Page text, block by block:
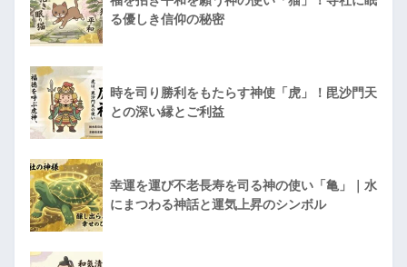
る優しき信仰の秘密
時を司り勝利をもたらす神使「虎」！毘沙門天
との深い縁とご利益
幸運を運び不老長寿を司る神の使い「亀」｜水
にまつわる神話と運気上昇のシンボル